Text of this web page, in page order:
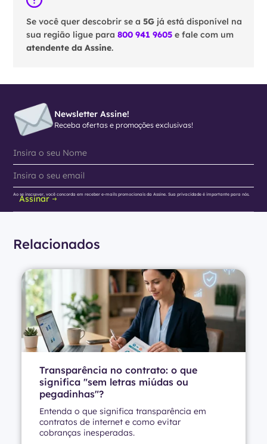
Se você quer descobrir se a5G já está disponível na
sua região ligue para800 941 9605 e fale com um
atendente da Assine.
Newsletter Assine!
Receba ofertas e promoções exclusivas!
Assinar
Ao se inscrever, você concorda em receber e-mails promocionais da Assine. Sua privacidade é importante para nós.
Relacionados
Transparência no contrato: o que
significa "sem letras miúdas ou
pegadinhas"?
Entenda o que significa transparência em
contratos de internet e como evitar
cobranças inesperadas.